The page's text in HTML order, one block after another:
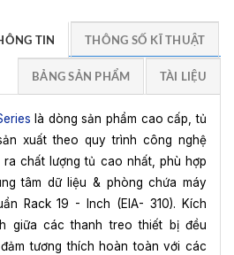
TIN THÔNG SỐ KĨ THUẬT
BẢNG SẢN PHẨM TÀI LIỆU
là dòng sản phẩm cao cấp, tủ
xuất theo quy trình công nghệ
chất lượng tủ cao nhất, phù hợp
tâm dữ liệu & phòng chứa máy
Rack 19 - Inch (EIA- 310). Kích
giữa các thanh treo thiết bị đều
tương thích hoàn toàn với các